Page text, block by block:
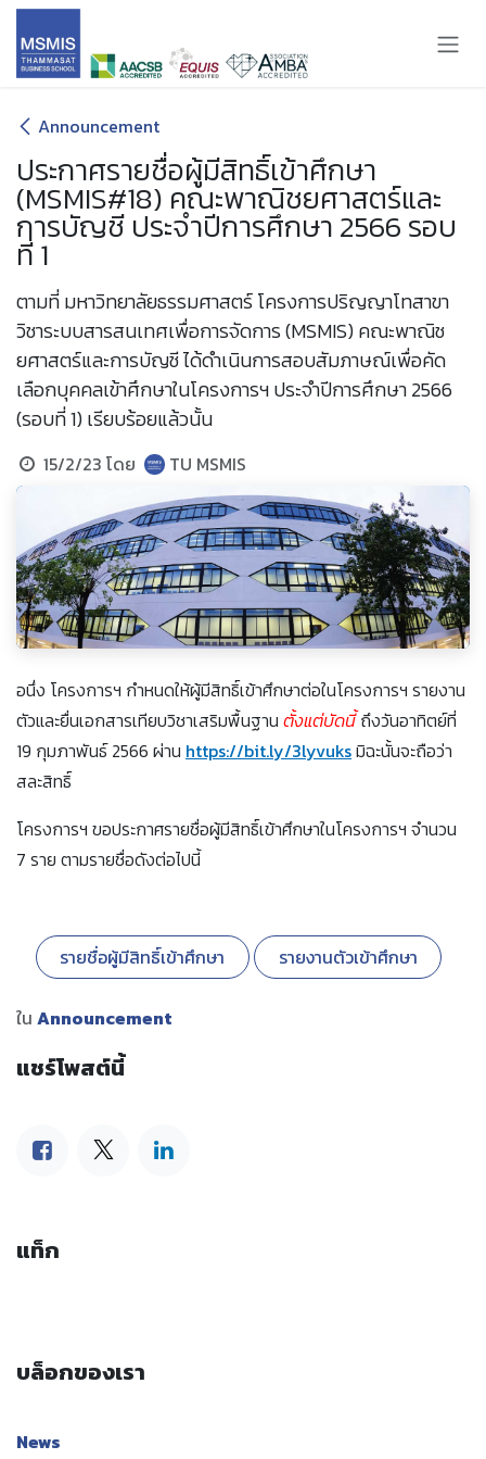
Skip to Content
Announcement
ประกาศรายชื่อผู้มีสิทธิ์เข้าศึกษา
(MSMIS#18) คณะพาณิชยศาสตร์และ
การบัญชี ประจำปีการศึกษา 2566 รอบ
ที่ 1
ตามที่ มหาวิทยาลัยธรรมศาสตร์ โครงการปริญญาโทสาขา
วิชาระบบสารสนเทศเพื่อการจัดการ (MSMIS) คณะพาณิช
ยศาสตร์และการบัญชี ได้ดำเนินการสอบสัมภาษณ์เพื่อคัด
เลือกบุคคลเข้าศึกษาในโครงการฯ ประจำปีการศึกษา 2566
(รอบที่ 1) เรียบร้อยแล้วนั้น
15/2/23 โดย TU MSMIS
อนึ่ง โครงการฯ กำหนดให้ผู้มีสิทธิ์เข้าศึกษาต่อในโครงการฯ รายงาน
ตัวและยื่นเอกสารเทียบวิชาเสริมพื้นฐาน ตั้งแต่บัดนี้ถึงวันอาทิตย์ที่
19 กุมภาพันธ์ 2566 ผ่าน https://bit.ly/3lyvuksมิฉะนั้นจะถือว่า
สละสิทธิ์
โครงการฯ ขอประกาศรายชื่อผู้มีสิทธิ์เข้าศึกษาในโครงการฯ จำนวน
7 ราย ตามรายชื่อดังต่อไปนี้
รายชื่อผู้มีสิทธิ์เข้าศึกษา รายงานตัวเข้าศึกษา
ใน Announcement
แชร์โพสต์นี้
แท็ก
บล็อกของเรา
News